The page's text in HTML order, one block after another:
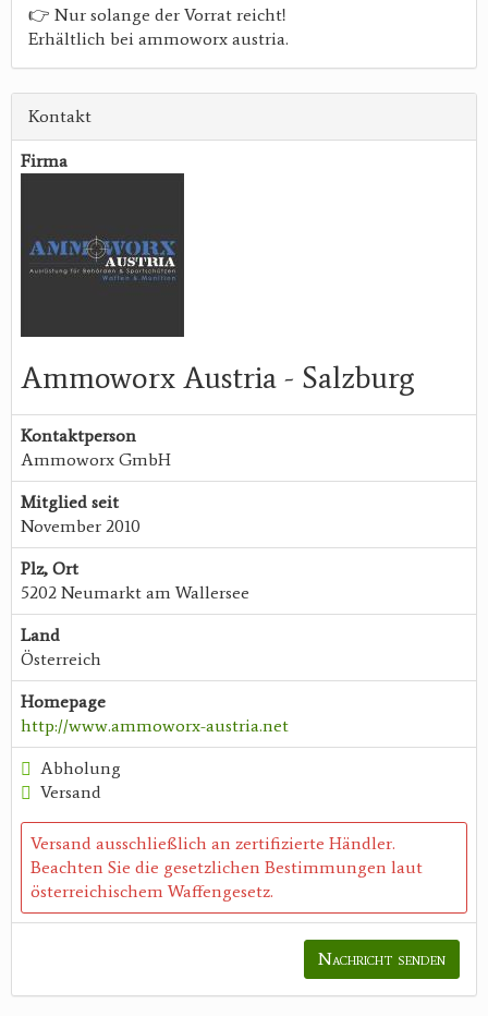
👉 Nur solange der Vorrat reicht!
Erhältlich bei ammoworx austria.
Kontakt
Firma
Ammoworx Austria - Salzburg
Kontaktperson
Ammoworx GmbH
Mitglied seit
November 2010
Plz, Ort
5202 Neumarkt am Wallersee
Land
Österreich
Homepage
http://www.ammoworx-austria.net
Abholung
Versand
Versand ausschließlich an zertifizierte Händler.
Beachten Sie die gesetzlichen Bestimmungen laut
österreichischem Waffengesetz.
Nachricht senden